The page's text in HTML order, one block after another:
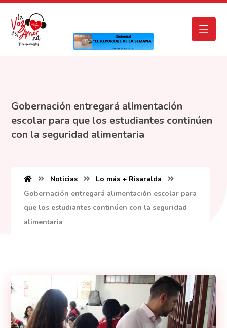
Gobernación entregará alimentación
escolar para que los estudiantes continúen
con la seguridad alimentaria
Noticias
Lo más + Risaralda
Gobernación entregará alimentación escolar para
que los estudiantes continúen con la seguridad
alimentaria